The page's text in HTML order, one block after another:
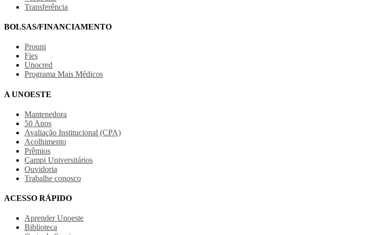
Transferência
BOLSAS/FINANCIAMENTO
Prouni
Fies
Unocred
Programa Mais Médicos
A UNOESTE
Mantenedora
50 Anos
Avaliação Institucional (CPA)
Acolhimento
Prêmios
Campi Universitários
Ouvidoria
Trabalhe conosco
ACESSO RÁPIDO
Aprender Unoeste
Biblioteca